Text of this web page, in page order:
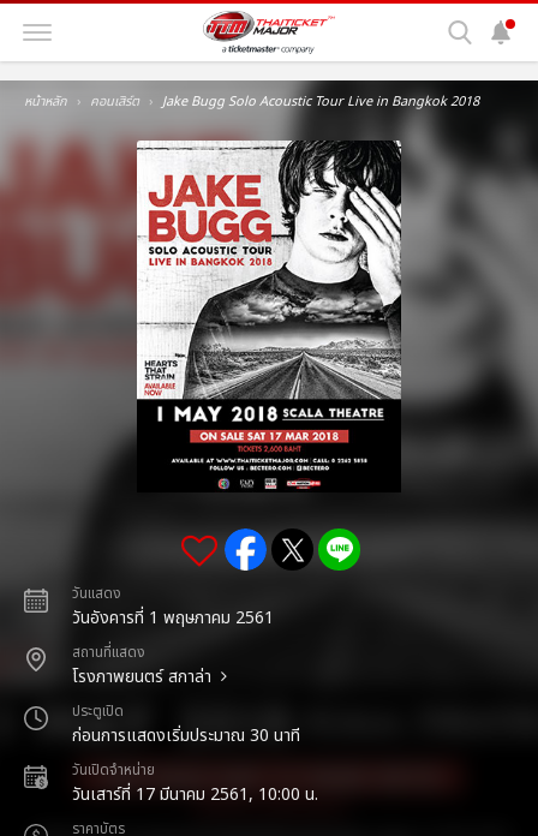
หน้าหลัก คอนเสิร์ต Jake Bugg Solo Acoustic Tour Live in Bangkok 2018
วันแสดง
วันอังคารที่ 1 พฤษภาคม 2561
สถานที่แสดง
โรงภาพยนตร์ สกาล่า
ประตูเปิด
ก่อนการแสดงเริ่มประมาณ 30 นาที
วันเปิดจำหน่าย
วันเสาร์ที่ 17 มีนาคม 2561, 10:00 น.
ราคาบัตร